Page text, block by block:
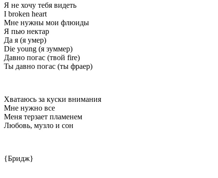
Я не хочу тебя видеть
I broken heart
Мне нужны мои флюиды
Я пью нектар
Да я (я умер)
Die young (я зуммер)
Давно погас (твой fire)
Ты давно погас (ты фраер)
Хватаюсь за куски внимания
Мне нужно все
Меня терзает пламенем
Любовь, музло и сон
{Бридж}